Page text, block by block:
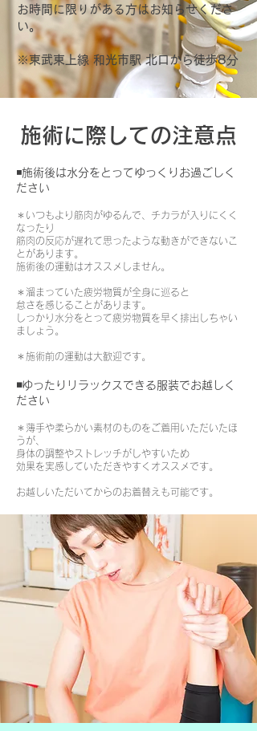
お時間に限りがある方はお知らせくださ
い。
​※東武東上線 和光市駅 北口から徒歩8分
施術に際しての注意点
◾️施術後は水分をとってゆっくりお過ごしく
ださい
＊いつもより筋肉がゆるんで、チカラが入りにくく
なったり
筋肉の反応が遅れて思ったような動きができないこ
とがあります。
施術後の運動はオススメしません。
＊溜まっていた疲労物質が全身に巡ると
怠さを感じることがあります。
しっかり水分をとって疲労物質を早く排出しちゃい
ましょう。
＊施術前の運動は大歓迎です。
◾️ゆったりリラックスできる服装でお越しく
ださい
＊薄手や柔らかい素材のものをご着用いただいたほ
うが、
身体の調整やストレッチがしやすいため
効果を実感していただきやすくオススメです。
お越しいただいてからのお着替えも可能です。